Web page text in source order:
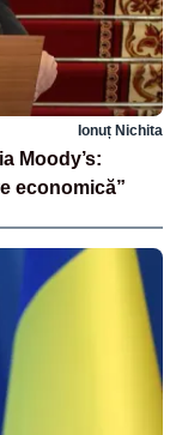
Ionuț Nichita
Moody’s:
economică”